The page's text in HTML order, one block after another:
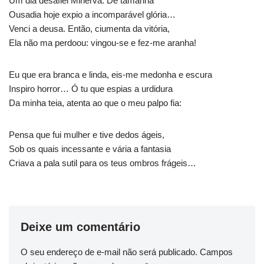
Ousadia hoje expio a incomparável glória…
Venci a deusa. Então, ciumenta da vitória,
Ela não ma perdoou: vingou-se e fez-me aranha!
Eu que era branca e linda, eis-me medonha e escura
Inspiro horror… Ó tu que espias a urdidura
Da minha teia, atenta ao que o meu palpo fia:
Pensa que fui mulher e tive dedos ágeis,
Sob os quais incessante e vária a fantasia
Criava a pala sutil para os teus ombros frágeis…
Deixe um comentário
O seu endereço de e-mail não será publicado. Campos